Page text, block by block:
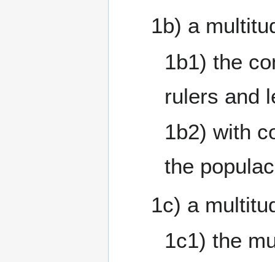
1b) a
1b1) the
rulers and
1b2) with
the
1c) a
1c1) the